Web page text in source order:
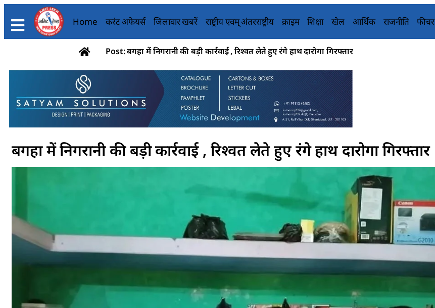
Home करंट अफेयर्स जिलावार खबरें राष्ट्रीय एवम् अंतरराष्ट्रीय क्राइम शिक्षा खेल आर्थिक राजनीति फीचर
Post: बगहा में निगरानी की बड़ी कार्रवाई , रिश्वत लेते हुए रंगे हाथ दारोगा गिरफ्तार
बगहा में निगरानी की बड़ी कार्रवाई , रिश्वत लेते हुए रंगे हाथ दारोगा गिरफ्तार